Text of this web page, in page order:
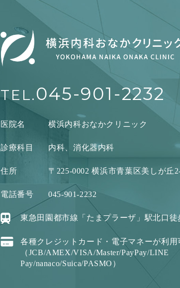
TEL.045-901-2232
医院名 横浜内科おなかクリニック
診療科目 内科、消化器内科
住所 〒225-0002 横浜市青葉区美しが丘
電話番号 045-901-2232
東急田園都市線「たまプラーザ」駅北口徒
各種クレジットカード・電子マネーが利用
（JCB/AMEX/VISA/Master/PayPay/LINE
Pay/nanaco/Suica/PASMO）